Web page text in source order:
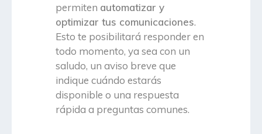
permiten automatizar y
optimizar tus comunicaciones.
Esto te posibilitará responder en
todo momento, ya sea con un
saludo, un aviso breve que
indique cuándo estarás
disponible o una respuesta
rápida a preguntas comunes.